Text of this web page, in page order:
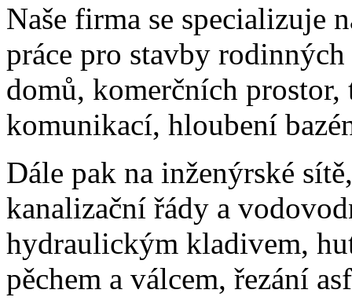
Naše firma se specializuje
práce pro stavby
domů, komerčních
komunikací, hloubení
Dále pak na inženýrské
kanalizační řády a
hydraulickým kladivem,
pěchem a válcem, řezání